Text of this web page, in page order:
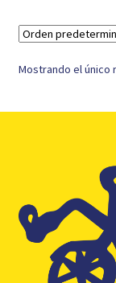
Mostrando el único